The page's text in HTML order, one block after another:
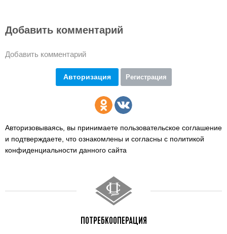
Добавить комментарий
Добавить комментарий
Авторизация Регистрация
Авторизовываясь, вы принимаете пользовательское соглашение
и подтверждаете, что ознакомлены и согласны с политикой
конфиденциальности данного сайта
ПОТРЕБКООПЕРАЦИЯ